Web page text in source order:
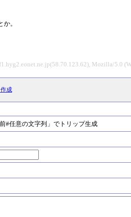
。
Mozilla/5.0
成
#任意の文字列」でトリップ生成